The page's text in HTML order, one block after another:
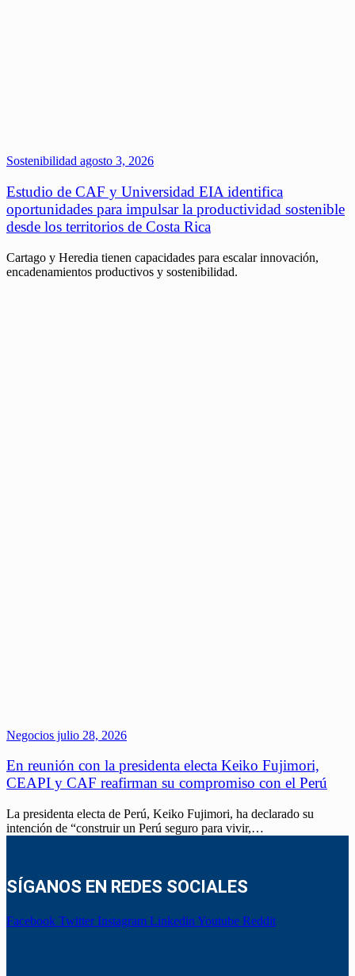
Sostenibilidad agosto 3, 2026
Estudio de CAF y Universidad EIA identifica
oportunidades para impulsar la productividad sostenible
desde los territorios de Costa Rica
Cartago y Heredia tienen capacidades para escalar innovación,
encadenamientos productivos y sostenibilidad.
Negocios julio 28, 2026
En reunión con la presidenta electa Keiko Fujimori,
CEAPI y CAF reafirman su compromiso con el Perú
La presidenta electa de Perú, Keiko Fujimori, ha declarado su
intención de “construir un Perú seguro para vivir,…
SÍGANOS EN REDES SOCIALES
Facebook Twitter Instagram Linkedin Youtube Reddit